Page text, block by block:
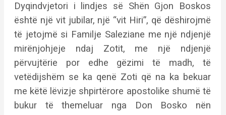
Dyqindvjetori i lindjes së Shën Gjon Boskos
është një vit jubilar, një “vit Hiri”, që dëshirojmë
të jetojmë si Familje Saleziane me një ndjenjë
mirënjohjeje ndaj Zotit, me një ndjenjë
përvujtërie por edhe gëzimi të madh, të
vetëdijshëm se ka qenë Zoti që na ka bekuar
me këtë lëvizje shpirtërore apostolike shumë të
bukur të themeluar nga Don Bosko nën